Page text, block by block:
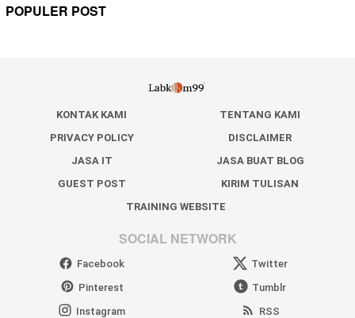
POPULER POST
KONTAK KAMI
TENTANG KAMI
PRIVACY POLICY
DISCLAIMER
JASA IT
JASA BUAT BLOG
GUEST POST
KIRIM TULISAN
TRAINING WEBSITE
SOCIAL NETWORK
Facebook
Twitter
Pinterest
Tumblr
Instagram
RSS